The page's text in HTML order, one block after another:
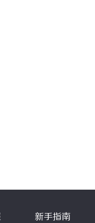
新手指南